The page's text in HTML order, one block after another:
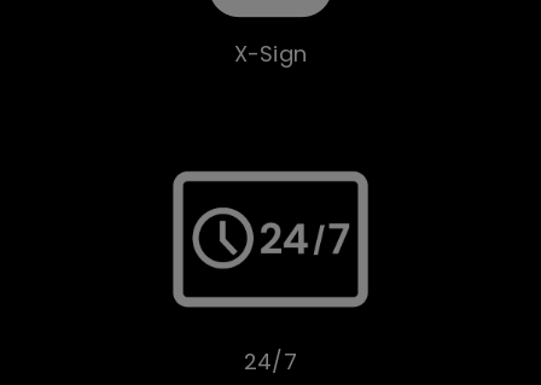
X-Sign
24/7